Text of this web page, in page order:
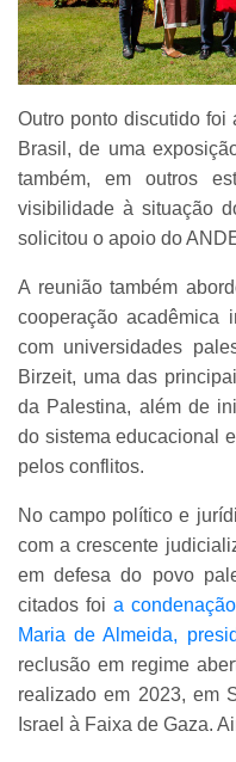
Outro ponto discutido
Brasil, de uma
também, em outros
visibilidade à situação
solicitou o apoio do
A reunião também
cooperação acadêmica
com universidades
Birzeit, uma das
da Palestina, além de
do sistema educacional
pelos conflitos.
No campo político e
com a crescente
em defesa do povo
citados foia
Maria de Almeida,
reclusão em regime
realizado em 2023, em
Israel à Faixa de Gaza.